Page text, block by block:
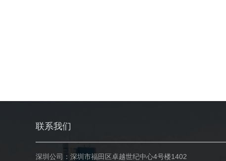
联系我们
深圳公司：深圳市福田区卓越世纪中心4号楼1402